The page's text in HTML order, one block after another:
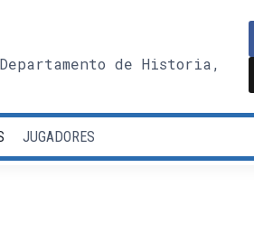
de Historia,
JUGADORES